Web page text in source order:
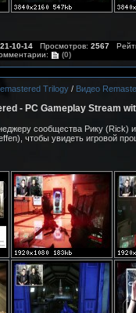
10-14 Просмотров: 2567
(0)
Trilogy / Видео
- PC Gameplay Stream
сообщества Рику (Rick)
чтобы увидеть игровой